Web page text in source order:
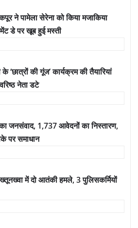
ने पामेला सेरेना को किया मजाकिया
डे पर खूब हुई मस्ती
‘छात्रों की गूंज’ कार्यक्रम की तैयारियां
नेता डटे
का जनसंवाद, 1,737 आवेदनों का निस्तारण,
पर समाधान
में दो आतंकी हमले, 3 पुलिसकर्मियों